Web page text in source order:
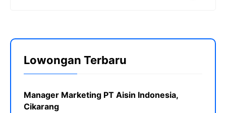
Lowongan Terbaru
Manager Marketing PT Aisin Indonesia,
Cikarang